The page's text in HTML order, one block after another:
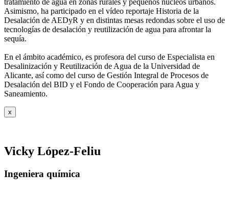
Asimismo, ha participado en el vídeo reportaje Historia de la
Desalación de AEDyR y en distintas mesas redondas sobre el uso de
tecnologías de desalación y reutilización de agua para afrontar la
sequía.
En el ámbito académico, es profesora del curso de Especialista en
Desalinización y Reutilización de Agua de la Universidad de
Alicante, así como del curso de Gestión Integral de Procesos de
Desalación del BID y el Fondo de Cooperación para Agua y
Saneamiento.
x
Vicky López-Feliu
Ingeniera química